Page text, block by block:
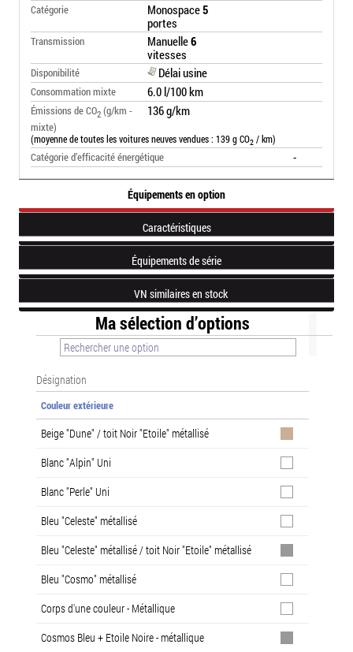
Équipements en option
Caractéristiques
Équipements de série
VN similaires en stock
Ma sélection d’options
Désignation
Couleur extérieure
Beige "Dune" / toit Noir "Etoile" métallisé
Blanc "Alpin" Uni
Blanc "Perle" Uni
Bleu "Celeste" métallisé
Bleu "Celeste" métallisé / toit Noir "Etoile" métallisé
Bleu "Cosmo" métallisé
Corps d'une couleur - Métallique
Cosmos Bleu + Etoile Noire - métallique
Catégorie Monospace5
portes
Transmission Manuelle6
vitesses
Disponibilité Délai usine
Consommation mixte 6.0 l/100 km
Émissions de CO2 (g/km -
mixte)
136 g/km
(moyenne de toutes les voitures neuves vendues : 139 g CO2 / km)
Catégorie d’efficacité énergétique -